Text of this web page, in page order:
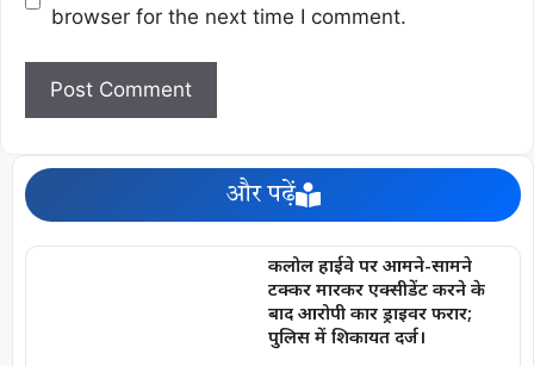
browser for the next time I comment.
और पढ़ें
कलोल हाईवे पर आमने-सामने
टक्कर मारकर एक्सीडेंट करने के
बाद आरोपी कार ड्राइवर फरार;
पुलिस में शिकायत दर्ज।